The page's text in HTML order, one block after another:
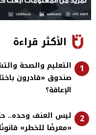
الأكثر قراءة
1
التعليم والصحة
صندوق «قادرون
الإعاقة؟
2
ليس العنف وحده..
«معرضًا للخطر» قانونًا